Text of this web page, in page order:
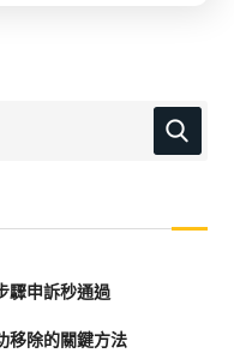
驟申訴秒通過
移除的關鍵方法